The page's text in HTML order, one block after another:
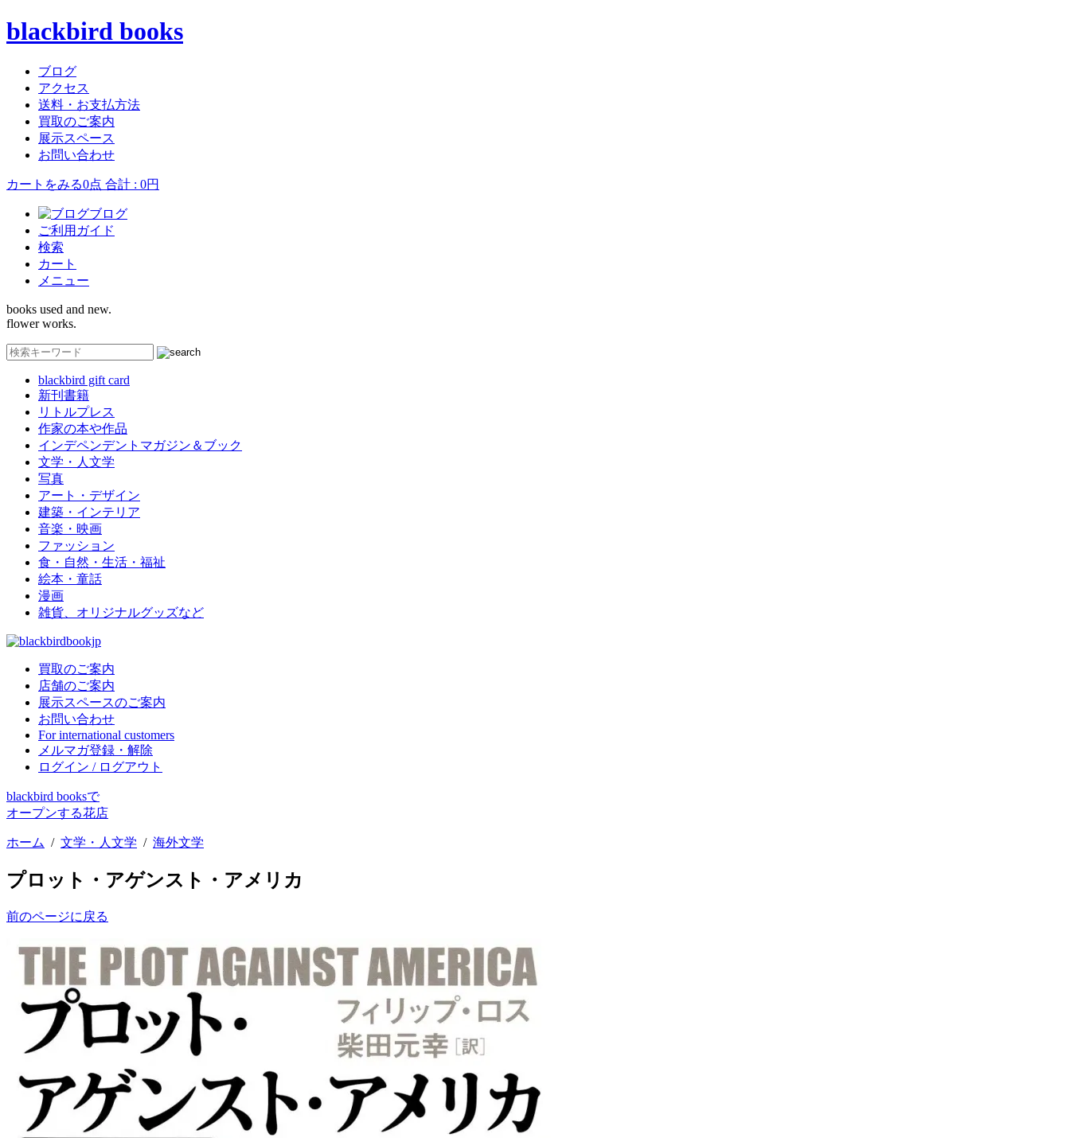
blackbird books
ブログ
アクセス
送料・お支払方法
買取のご案内
展示スペース
お問い合わせ
カートをみる0点 合計 : 0円
ブログ
ご利用ガイド
検索
カート
メニュー
books used and new.
flower works.
blackbird gift card
新刊書籍
リトルプレス
作家の本や作品
インデペンデントマガジン＆ブック
文学・人文学
写真
アート・デザイン
建築・インテリア
音楽・映画
ファッション
食・自然・生活・福祉
絵本・童話
漫画
雑貨、オリジナルグッズなど
買取のご案内
店舗のご案内
展示スペースのご案内
お問い合わせ
For international customers
メルマガ登録・解除
ログイン / ログアウト
blackbird booksで
オープンする花店
ホーム / 文学・人文学 / 海外文学
プロット・アゲンスト・アメリカ
前のページに戻る